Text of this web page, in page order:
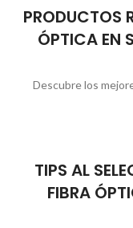
PRODUCTOS
ÓPTICA
Descubre los
TIPS AL
FIBRA